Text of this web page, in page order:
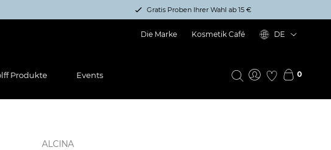
Gratis Proben Ihrer Wahl ab 15 €
Die Marke Kosmetik Café DE
0
Produkte Events
ALCINA